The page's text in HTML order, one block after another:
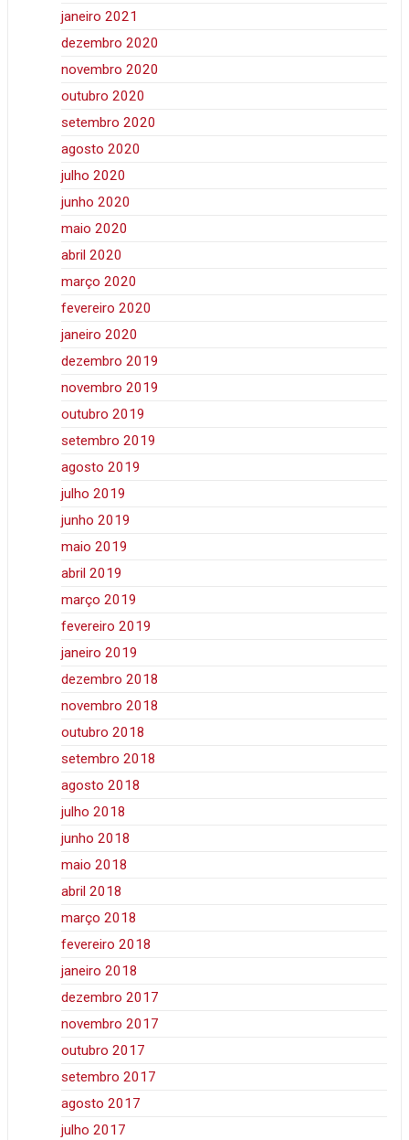
janeiro 2021
dezembro 2020
novembro 2020
outubro 2020
setembro 2020
agosto 2020
julho 2020
junho 2020
maio 2020
abril 2020
março 2020
fevereiro 2020
janeiro 2020
dezembro 2019
novembro 2019
outubro 2019
setembro 2019
agosto 2019
julho 2019
junho 2019
maio 2019
abril 2019
março 2019
fevereiro 2019
janeiro 2019
dezembro 2018
novembro 2018
outubro 2018
setembro 2018
agosto 2018
julho 2018
junho 2018
maio 2018
abril 2018
março 2018
fevereiro 2018
janeiro 2018
dezembro 2017
novembro 2017
outubro 2017
setembro 2017
agosto 2017
julho 2017